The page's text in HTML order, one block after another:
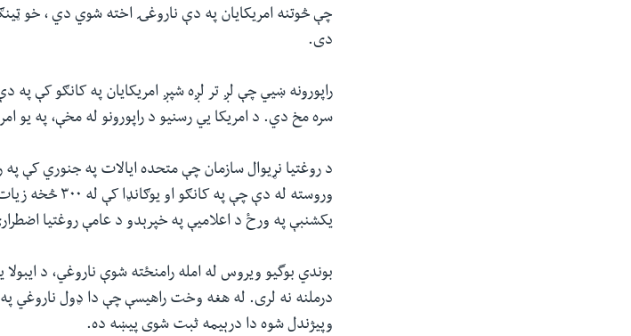
چې څوتنه امریکایان په دې ناروغۍ اخته شوي دي ، خو
دی.
راپورونه ښیي چې لږ تر لږه شپږ امریکایان په کانګو
سره مخ دي. د امریکا يي رسنیو د راپورونو له مخې، په
د روغتیا نړیوال سازمان چې متحده ایالات په جنوري کې
یکشنبې په ورځ د اعلاميې په خپرېدو د عامې روغتیا
بوندي بوگیو ویروس له امله رامنځته شوې ناروغي، د
وپیژندل شوه دا درېیمه ثبت شوی پیښه ده.